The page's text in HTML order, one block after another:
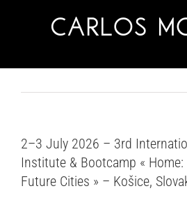
2–3 July 2026 – 3rd
Institute & Bootcamp «
Future Cities » – Košice,